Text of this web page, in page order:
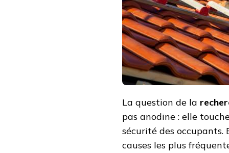
La question de la
pas anodine : elle
sécurité des occupants.
causes les plus